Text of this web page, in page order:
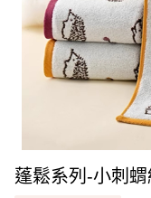
蓬鬆系列-小刺